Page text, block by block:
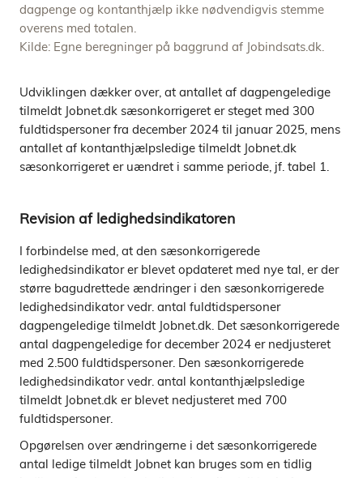
dagpenge og kontanthjælp ikke nødvendigvis stemme
overens med totalen.
Kilde: Egne beregninger på baggrund af Jobindsats.dk.
Udviklingen dækker over, at antallet af dagpengeledige
tilmeldt Jobnet.dk sæsonkorrigeret er steget med 300
fuldtidspersoner fra december 2024 til januar 2025, mens
antallet af kontanthjælpsledige tilmeldt Jobnet.dk
sæsonkorrigeret er uændret i samme periode, jf. tabel 1.
Revision af ledighedsindikatoren
I forbindelse med, at den sæsonkorrigerede
ledighedsindikator er blevet opdateret med nye tal, er der
større bagudrettede ændringer i den sæsonkorrigerede
ledighedsindikator vedr. antal fuldtidspersoner
dagpengeledige tilmeldt Jobnet.dk. Det sæsonkorrigerede
antal dagpengeledige for december 2024 er nedjusteret
med 2.500 fuldtidspersoner. Den sæsonkorrigerede
ledighedsindikator vedr. antal kontanthjælpsledige
tilmeldt Jobnet.dk er blevet nedjusteret med 700
fuldtidspersoner.
Opgørelsen over ændringerne i det sæsonkorrigerede
antal ledige tilmeldt Jobnet kan bruges som en tidlig